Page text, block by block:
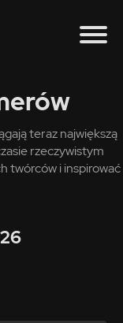
teraz największą
rzeczywistym
twórców i inspirować